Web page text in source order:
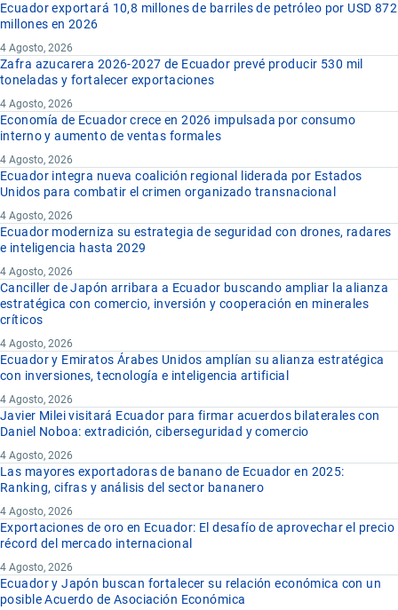
Ecuador exportará 10,8 millones de barriles de petróleo por USD 872
millones en 2026
4 Agosto, 2026
Zafra azucarera 2026-2027 de Ecuador prevé producir 530 mil
toneladas y fortalecer exportaciones
4 Agosto, 2026
Economía de Ecuador crece en 2026 impulsada por consumo
interno y aumento de ventas formales
4 Agosto, 2026
Ecuador integra nueva coalición regional liderada por Estados
Unidos para combatir el crimen organizado transnacional
4 Agosto, 2026
Ecuador moderniza su estrategia de seguridad con drones, radares
e inteligencia hasta 2029
4 Agosto, 2026
Canciller de Japón arribara a Ecuador buscando ampliar la alianza
estratégica con comercio, inversión y cooperación en minerales
críticos
4 Agosto, 2026
Ecuador y Emiratos Árabes Unidos amplían su alianza estratégica
con inversiones, tecnología e inteligencia artificial
4 Agosto, 2026
Javier Milei visitará Ecuador para firmar acuerdos bilaterales con
Daniel Noboa: extradición, ciberseguridad y comercio
4 Agosto, 2026
Las mayores exportadoras de banano de Ecuador en 2025:
Ranking, cifras y análisis del sector bananero
4 Agosto, 2026
Exportaciones de oro en Ecuador: El desafío de aprovechar el precio
récord del mercado internacional
4 Agosto, 2026
Ecuador y Japón buscan fortalecer su relación económica con un
posible Acuerdo de Asociación Económica